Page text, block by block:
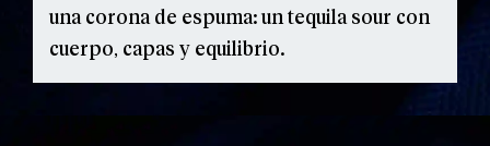
una corona de espuma: un tequila sour con
cuerpo, capas y equilibrio.